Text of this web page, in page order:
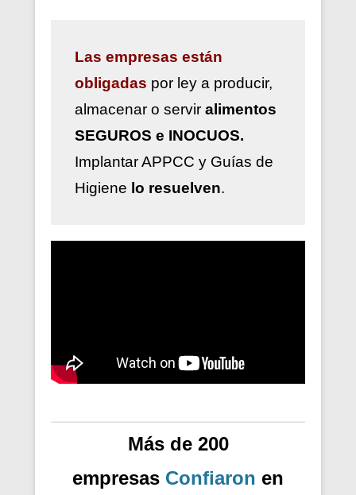
Las empresas están
obligadas por ley a producir,
almacenar o servir alimentos
SEGUROS e INOCUOS.
ImplantarAPPCC y Guías de
Higiene lo resuelven.
Más de 200
empresas Confiaron en